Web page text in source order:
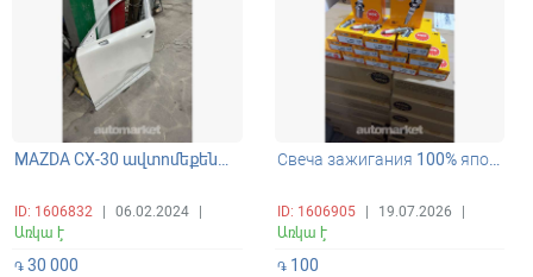
MAZDA CX-30 ավտոմեքենայի ձախ կողմի վարորդի օրիգինալ դուռ
ID: 1606832 06.02.2024
Առկա է
֏ 30 000
Свеча зажигания 100% японские продаётся так же оптом
ID: 1606905 19.07.2026
Առկա է
֏100